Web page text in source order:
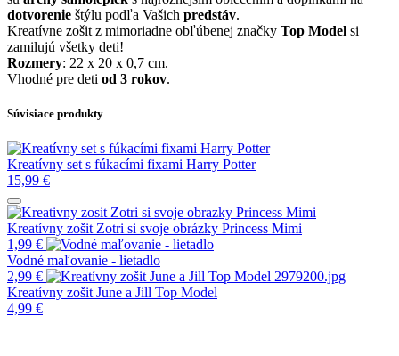
dotvorenie štýlu podľa Vašich predstáv.
Kreatívne zošit z mimoriadne obľúbenej značky Top Model si
zamilujú všetky deti!
Rozmery: 22 x 20 x 0,7 cm.
Vhodné pre deti od 3 rokov.
Súvisiace produkty
Kreatívny set s fúkacími fixami Harry Potter
15,99 €
Kreatívny zošit Zotri si svoje obrázky Princess Mimi
1,99 €
Vodné maľovanie - lietadlo
2,99 €
Kreatívny zošit June a Jill Top Model
4,99 €